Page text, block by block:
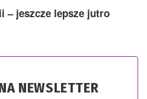
– jeszcze lepsze jutro
NEWSLETTER